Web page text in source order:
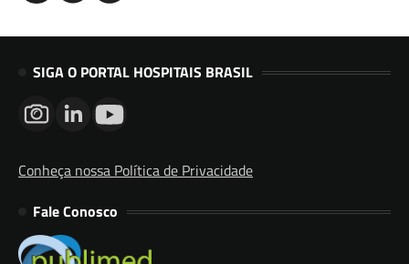
SIGA O PORTAL HOSPITAIS BRASIL
Conheça nossa Política de Privacidade
Fale Conosco